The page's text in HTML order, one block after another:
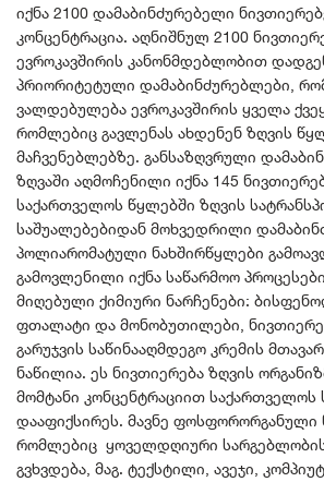
იქნა 2100 დამაბინძურებელი
კონცენტრაცია. აღნიშნულ 2100
ევროკავშირის კანონმდებლობით
პრიორიტეტული დამაბინძურებლები,
ვალდებულება ევროკავშირის ყველა
რომლებიც გავლენას ახდენენ ზღვის
მაჩვენებლებზე. განსაზღვრული
ზღვაში აღმოჩენილი იქნა 145
საქართველოს წყლებში ზღვის
საშუალებებიდან მოხვედრილი
პოლიარომატული ნახშირწყლები
გამოვლენილი იქნა საწარმოო
მიღებული ქიმიური ნარჩენები:
ფთალატი და მონობუთილები,
გარუჯვის საწინააღმდეგო კრემის
ნაწილია. ეს ნივთიერება ზღვის
მომტანი კონცენტრაციით საქართველოს
დააფიქსირეს. მავნე ფოსფორორგანული
რომლებიც ყოველდღიური
გვხვდება, მაგ. ტექსტილი, ავეჯი,